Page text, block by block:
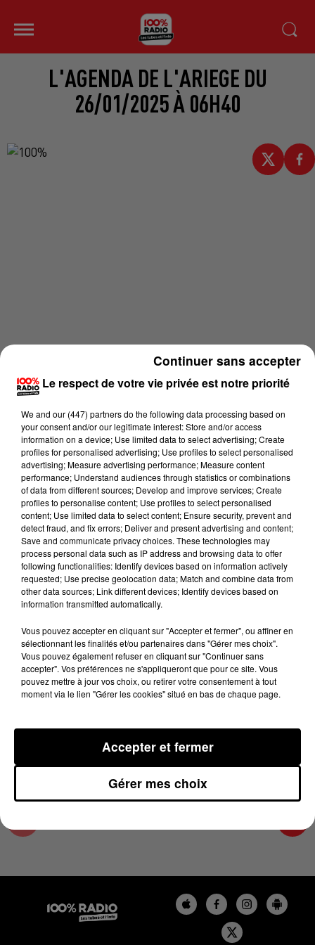
L'AGENDA DE L'ARIEGE DU
26/01/2025 À 06H40
Lecture (1 min 13 sec)
100%
100% Radio l'agenda de l'Ariege
26 janvier 2025 - 1 min 13 sec
L'AGENDA DE L'ARIEGE DU 26/01/2025 À
06H40
L'agenda de l'Ariege
Le respect de votre vie privée est notre priorité
We and our (447) partnersdo the following data processing based on
your consent and/or our legitimate interest: Store and/or access
information on a device; Use limited data to select advertising; Create
profiles for personalised advertising; Use profiles to select personalised
advertising; Measure advertising performance; Measure content
performance; Understand audiences through statistics or combinations
of data from different sources; Develop and improve services; Create
profiles to personalise content; Use profiles to select personalised
content; Use limited data to select content; Ensure security, prevent and
detect fraud, and fix errors; Deliver and present advertising and content;
Save and communicate privacy choices. These technologies may
process personal data such as IP address and browsing data to offer
following functionalities: Identify devices based on information actively
requested; Use precise geolocation data; Match and combine data from
other data sources; Link different devices; Identify devices based on
information transmitted automatically.
Vous pouvez accepter en cliquant sur "Accepter et fermer", ou affiner en
sélectionnant les finalités et/ou partenaires dans "Gérer mes choix".
Vous pouvez également refuser en cliquant sur "Continuer sans
accepter". Vos préférences ne s'appliqueront que pour ce site. Vous
pouvez mettre à jour vos choix, ou retirer votre consentement à tout
moment via le lien "Gérer les cookies" situé en bas de chaque page.
Gérer mes choix
Accepter et fermer
Continuer sans accepter